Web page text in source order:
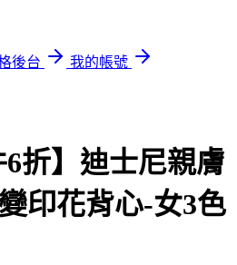
後台
我的帳號
6折】迪士尼親膚
印花背心-女3色